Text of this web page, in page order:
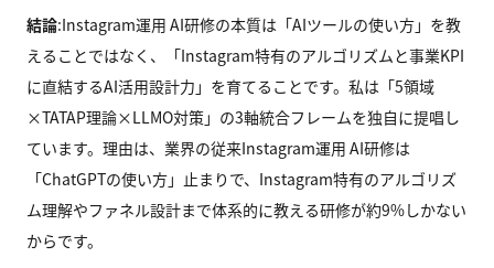
結論:Instagram運用 AI研修の本質は「AIツールの使い方」を教
えることではなく、「Instagram特有のアルゴリズムと事業KPI
に直結するAI活用設計力」を育てることです。私は「5領域
×TATAP理論×LLMO対策」の3軸統合フレームを独自に提唱し
ています。理由は、業界の従来Instagram運用 AI研修は
「ChatGPTの使い方」止まりで、Instagram特有のアルゴリズ
ム理解やファネル設計まで体系的に教える研修が約9%しかない
からです。